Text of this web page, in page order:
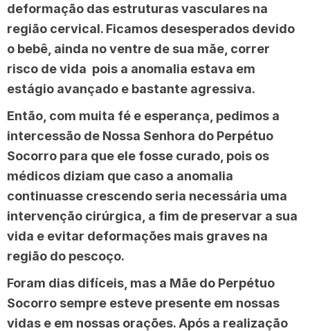
deformação das estruturas vasculares na
região cervical. Ficamos desesperados devido
o bebê, ainda no ventre de sua mãe, correr
risco de vida pois a anomalia estava em
estágio avançado e bastante agressiva.
Então, com muita fé e esperança, pedimos a
intercessão de Nossa Senhora do Perpétuo
Socorro para que ele fosse curado, pois os
médicos diziam que caso a anomalia
continuasse crescendo seria necessária uma
intervenção cirúrgica, a fim de preservar a sua
vida e evitar deformações mais graves na
região do pescoço.
Foram dias difíceis, mas a Mãe do Perpétuo
Socorro sempre esteve presente em nossas
vidas e em nossas orações. Após a realização